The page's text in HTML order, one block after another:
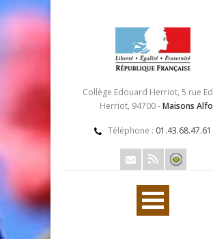
Collège Edouard Herriot, 5 rue
Herriot, 94700 -Maisons
Téléphone : 01.43.68.47.61